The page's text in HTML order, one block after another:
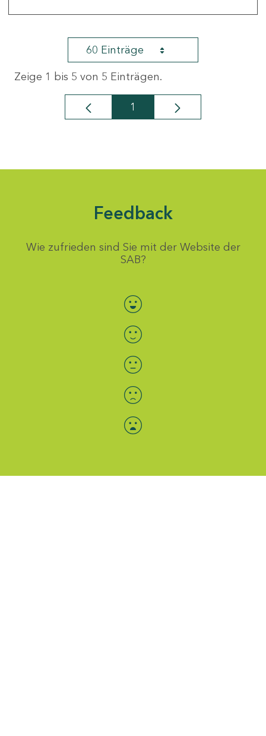
60 Einträge
Zeige 1 bis 5 von 5 Einträgen.
Seite
1
Feedback
Wie zufrieden sind Sie mit der Website der
SAB?
Bewertung auswählen